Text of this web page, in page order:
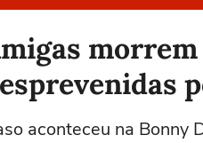
morrem
aconteceu na Bonny